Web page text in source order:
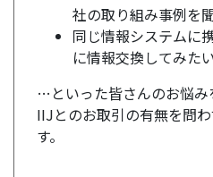
社の取り組み事例を
同じ情報システムに
に情報交換してみた
…といった皆さんのお悩み
IIJとのお取引の有無を問
す。